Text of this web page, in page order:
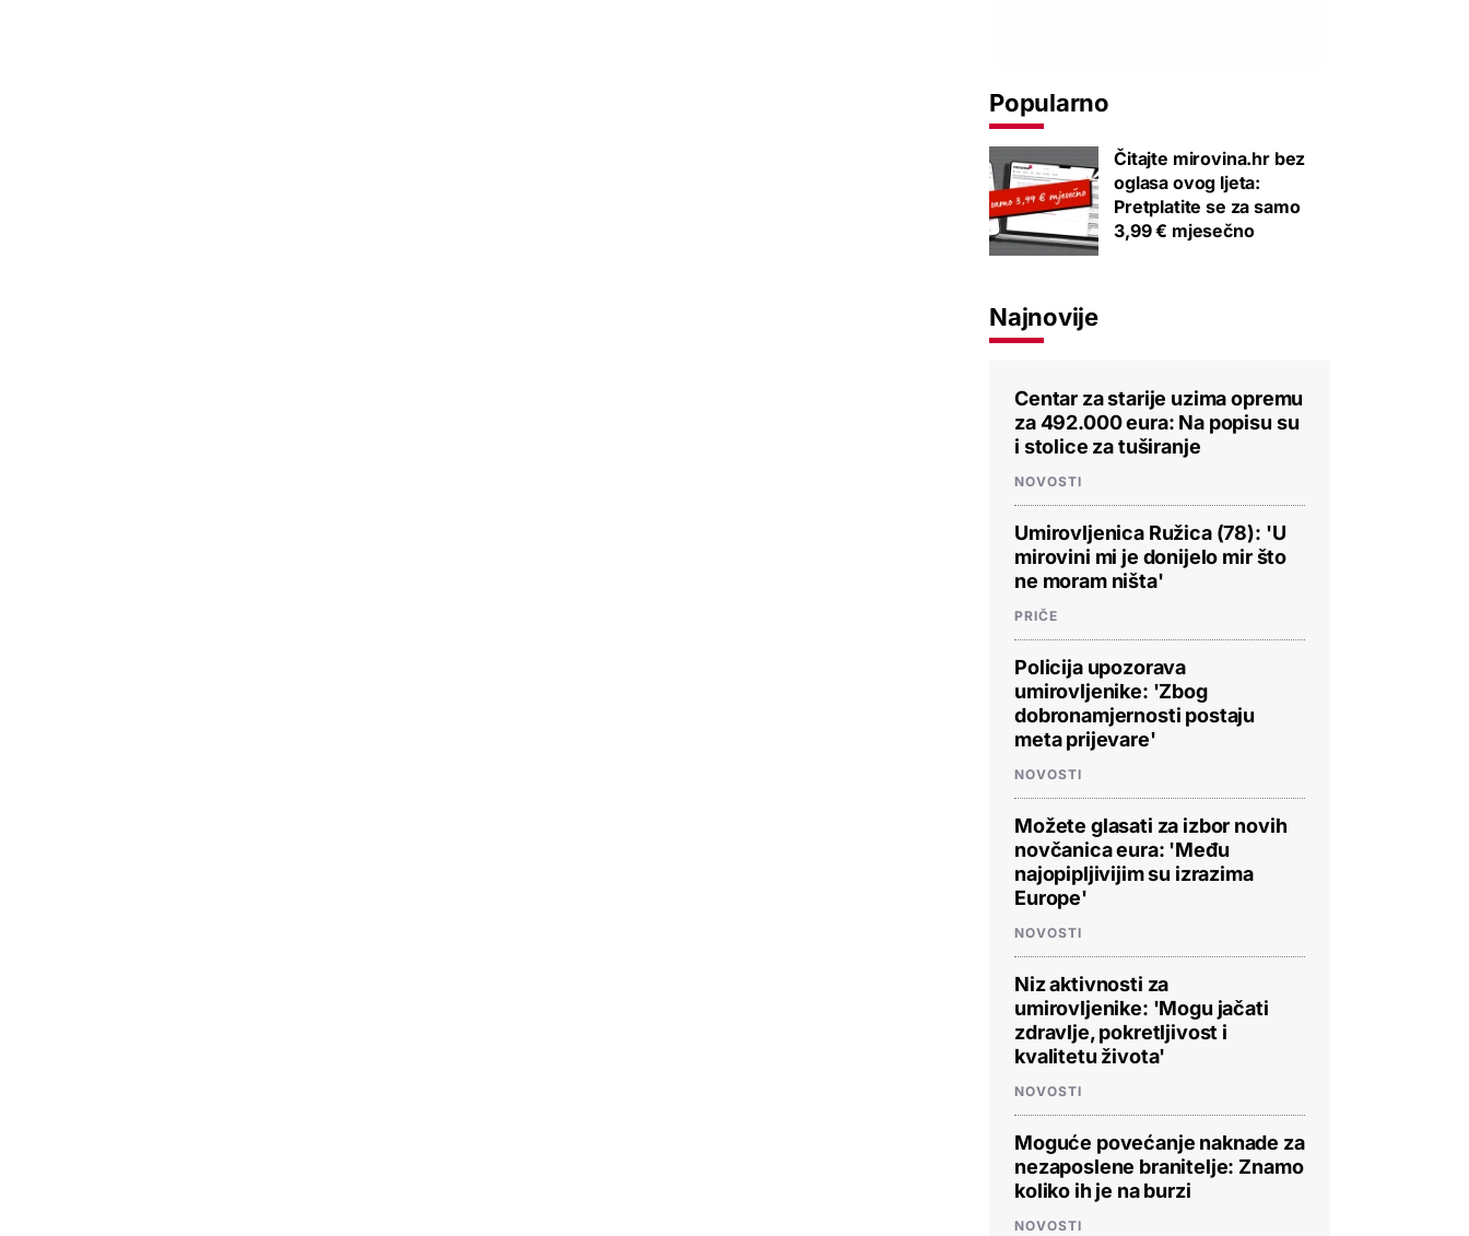
Popularno
Čitajte mirovina.hr bez
oglasa ovog ljeta:
Pretplatite se za samo
3,99 € mjesečno
Najnovije
Centar za starije uzima opremu
za 492.000 eura: Na popisu su
i stolice za tuširanje
NOVOSTI
Umirovljenica Ružica (78): 'U
mirovini mi je donijelo mir što
ne moram ništa'
PRIČE
Policija upozorava
umirovljenike: 'Zbog
dobronamjernosti postaju
meta prijevare'
NOVOSTI
Možete glasati za izbor novih
novčanica eura: 'Među
najopipljivijim su izrazima
Europe'
NOVOSTI
Niz aktivnosti za
umirovljenike: 'Mogu jačati
zdravlje, pokretljivost i
kvalitetu života'
NOVOSTI
Moguće povećanje naknade za
nezaposlene branitelje: Znamo
koliko ih je na burzi
NOVOSTI